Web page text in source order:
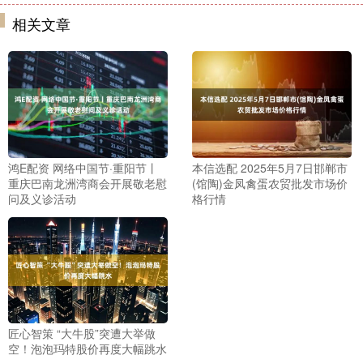
相关文章
鸿E配资 网络中国节·重阳节丨
重庆巴南龙洲湾商会开展敬老慰
问及义诊活动
本信选配 2025年5月7日邯郸市
(馆陶)金凤禽蛋农贸批发市场价
格行情
匠心智策 “大牛股”突遭大举做
空！泡泡玛特股价再度大幅跳水